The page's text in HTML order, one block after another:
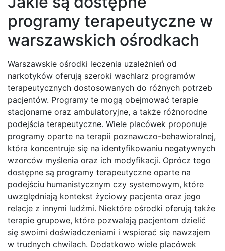
programy terapeutyczne w
warszawskich ośrodkach
Warszawskie ośrodki leczenia uzależnień od
narkotyków oferują szeroki wachlarz programów
terapeutycznych dostosowanych do różnych potrzeb
pacjentów. Programy te mogą obejmować terapie
stacjonarne oraz ambulatoryjne, a także różnorodne
podejścia terapeutyczne. Wiele placówek proponuje
programy oparte na terapii poznawczo-behawioralnej,
która koncentruje się na identyfikowaniu negatywnych
wzorców myślenia oraz ich modyfikacji. Oprócz tego
dostępne są programy terapeutyczne oparte na
podejściu humanistycznym czy systemowym, które
uwzględniają kontekst życiowy pacjenta oraz jego
relacje z innymi ludźmi. Niektóre ośrodki oferują także
terapie grupowe, które pozwalają pacjentom dzielić
się swoimi doświadczeniami i wspierać się nawzajem
w trudnych chwilach. Dodatkowo wiele placówek